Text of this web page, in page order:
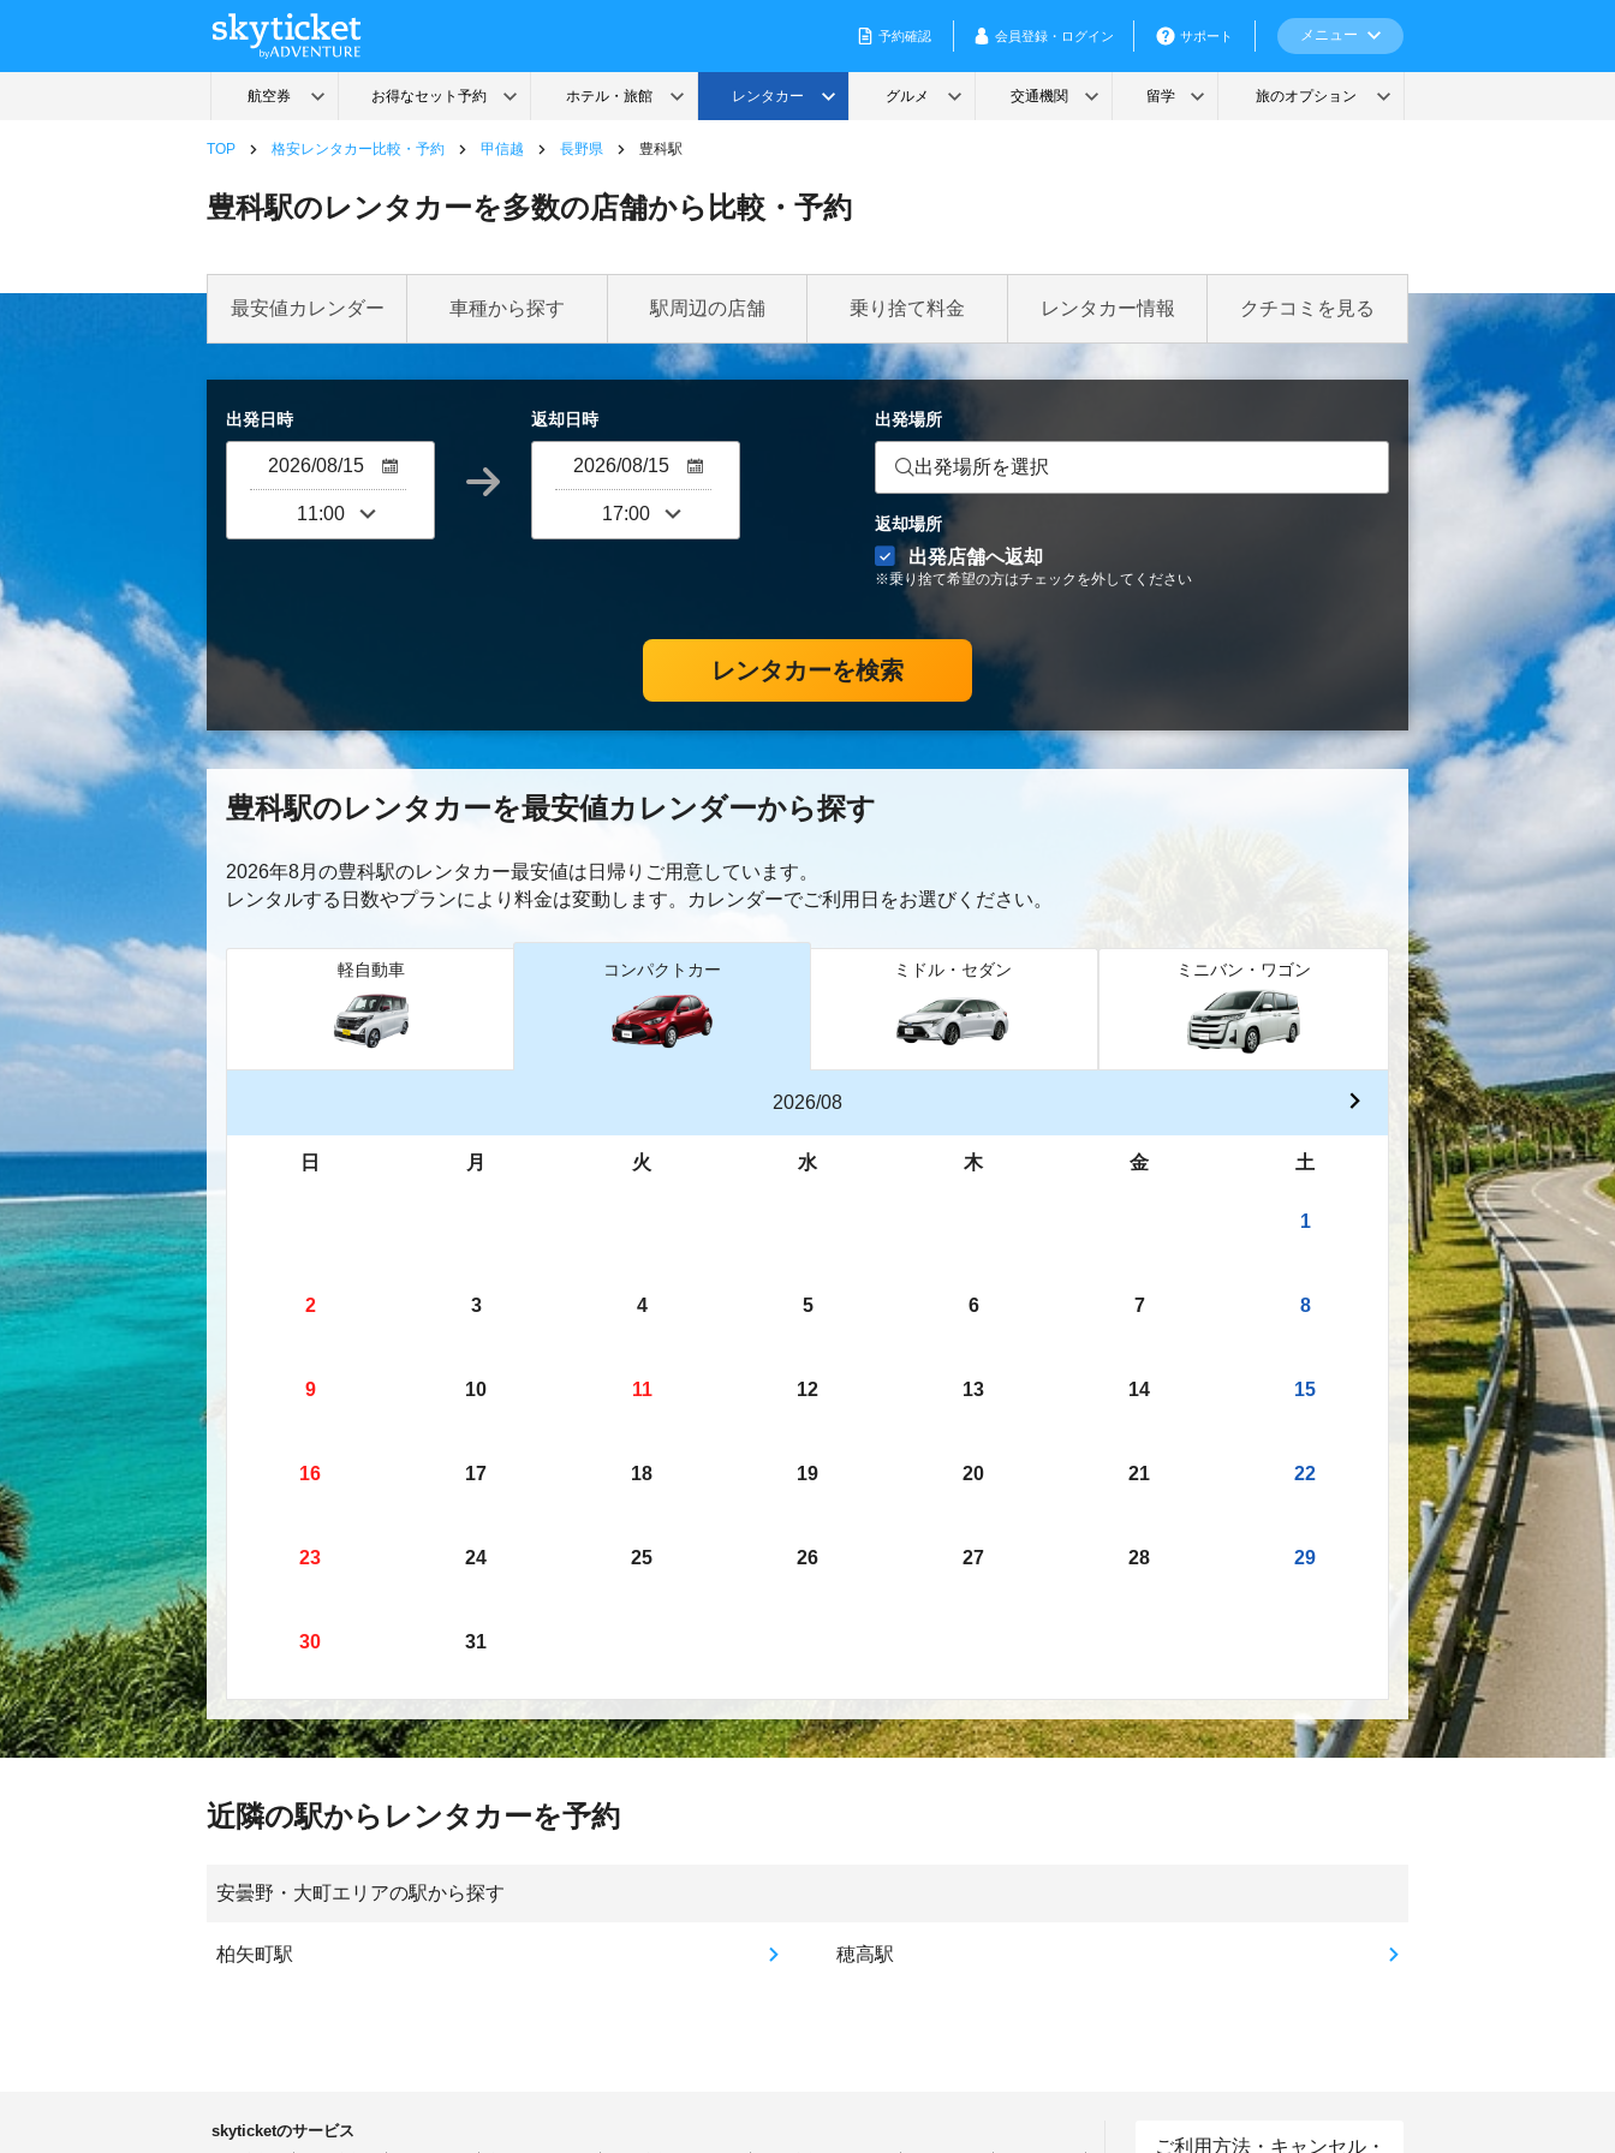
TOP 格安レンタカー比較・予約 甲信越 長野県 豊科駅
豊科駅のレンタカーを多数の店舗から比較・予約
最安値カレンダー 車種から探す 駅周辺の店舗 乗り捨て料金 レンタカー情報 クチコミを見る
出発日時 返却日時 出発場所
出発場所を選択
返却場所
出発店舗へ返却
※乗り捨て希望の方はチェックを外してください
レンタカーを検索
豊科駅のレンタカーを最安値カレンダーから探す
2026年8月の豊科駅のレンタカー最安値は日帰り ご用意しています。
レンタルする日数やプランにより料金は変動します。カレンダーでご利用日をお選びください。
軽自動車 コンパクトカー ミドル・セダン ミニバン・ワゴン
2026/08
日 月 火 水 木 金 土
1
2 3 4 5 6 7 8
9 10 11 12 13 14 15
16 17 18 19 20 21 22
23 24 25 26 27 28 29
30 31
近隣の駅からレンタカーを予約
安曇野・大町エリアの駅から探す
柏矢町駅 穂高駅